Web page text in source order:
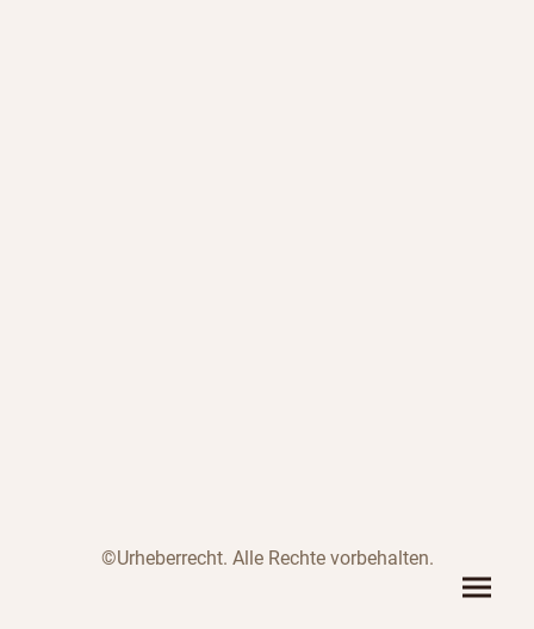
©Urheberrecht. Alle Rechte vorbehalten.